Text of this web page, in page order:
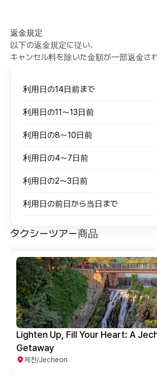
返金規定
以下の返金規定に従い、
キャンセル料を除いた金額が一部返金され
利用日の14日前まで
利用日の11～13日前
利用日の8～10日前
利用日の4～7日前
利用日の2～3日前
利用日の前日から当日まで
タクシーツアー商品
Lighten Up, Fill Your Heart: A
Getaway
제천/Jecheon